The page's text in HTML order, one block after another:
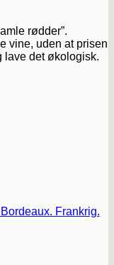
rødder”.
vine, uden at prisen
lave det økologisk.